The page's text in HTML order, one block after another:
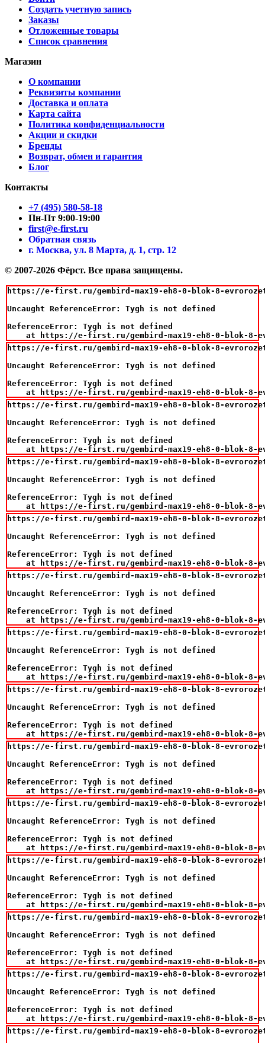
Создать учетную запись
Заказы
Отложенные товары
Список сравнения
Магазин
О компании
Реквизиты компании
Доставка и оплата
Карта сайта
Политика конфиденциальности
Акции и скидки
Бренды
Возврат, обмен и гарантия
Блог
Контакты
+7 (495) 580-58-18
Пн-Пт 9:00-19:00
first@e-first.ru
Обратная связь
г. Москва, ул. 8 Марта, д. 1, стр. 12
© 2007-2026 Фёрст. Все права защищены.
https://e-first.ru/gembird-max19-eh8-0-blok-8-
Uncaught ReferenceError: Tygh is not defined
ReferenceError: Tygh is not defined
at https://e-first.ru/gembird-max19-eh8-0-blok-
https://e-first.ru/gembird-max19-eh8-0-blok-8-
Uncaught ReferenceError: Tygh is not defined
ReferenceError: Tygh is not defined
at https://e-first.ru/gembird-max19-eh8-0-blok-
https://e-first.ru/gembird-max19-eh8-0-blok-8-
Uncaught ReferenceError: Tygh is not defined
ReferenceError: Tygh is not defined
at https://e-first.ru/gembird-max19-eh8-0-blok-
https://e-first.ru/gembird-max19-eh8-0-blok-8-
Uncaught ReferenceError: Tygh is not defined
ReferenceError: Tygh is not defined
at https://e-first.ru/gembird-max19-eh8-0-blok-
https://e-first.ru/gembird-max19-eh8-0-blok-8-
Uncaught ReferenceError: Tygh is not defined
ReferenceError: Tygh is not defined
at https://e-first.ru/gembird-max19-eh8-0-blok-
https://e-first.ru/gembird-max19-eh8-0-blok-8-
Uncaught ReferenceError: Tygh is not defined
ReferenceError: Tygh is not defined
at https://e-first.ru/gembird-max19-eh8-0-blok-
https://e-first.ru/gembird-max19-eh8-0-blok-8-
Uncaught ReferenceError: Tygh is not defined
ReferenceError: Tygh is not defined
at https://e-first.ru/gembird-max19-eh8-0-blok-
https://e-first.ru/gembird-max19-eh8-0-blok-8-
Uncaught ReferenceError: Tygh is not defined
ReferenceError: Tygh is not defined
at https://e-first.ru/gembird-max19-eh8-0-blok-
https://e-first.ru/gembird-max19-eh8-0-blok-8-
Uncaught ReferenceError: Tygh is not defined
ReferenceError: Tygh is not defined
at https://e-first.ru/gembird-max19-eh8-0-blok-
https://e-first.ru/gembird-max19-eh8-0-blok-8-
Uncaught ReferenceError: Tygh is not defined
ReferenceError: Tygh is not defined
at https://e-first.ru/gembird-max19-eh8-0-blok-
https://e-first.ru/gembird-max19-eh8-0-blok-8-
Uncaught ReferenceError: Tygh is not defined
ReferenceError: Tygh is not defined
at https://e-first.ru/gembird-max19-eh8-0-blok-
https://e-first.ru/gembird-max19-eh8-0-blok-8-
Uncaught ReferenceError: Tygh is not defined
ReferenceError: Tygh is not defined
at https://e-first.ru/gembird-max19-eh8-0-blok-
https://e-first.ru/gembird-max19-eh8-0-blok-8-
Uncaught ReferenceError: Tygh is not defined
ReferenceError: Tygh is not defined
at https://e-first.ru/gembird-max19-eh8-0-blok-
https://e-first.ru/gembird-max19-eh8-0-blok-8-